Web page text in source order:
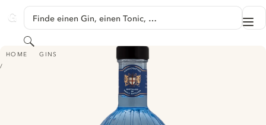
GINVENTORY
Finde einen Gin, einen Tonic, …
Suchen
HOME GINS
CITY OF LONDON AUTHENTIC GIN